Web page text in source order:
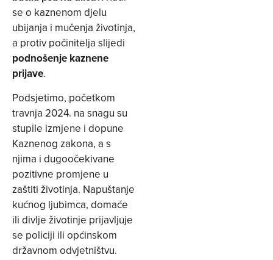
se o kaznenom djelu
ubijanja i mučenja životinja,
a protiv počinitelja slijedi
podnošenje kaznene
prijave.
Podsjetimo, početkom
travnja 2024. na snagu su
stupile izmjene i dopune
Kaznenog zakona, a s
njima i dugoočekivane
pozitivne promjene u
zaštiti životinja. Napuštanje
kućnog ljubimca, domaće
ili divlje životinje prijavljuje
se policiji ili općinskom
državnom odvjetništvu.